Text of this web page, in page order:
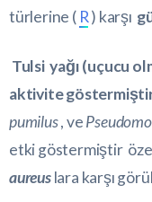
türlerine ( R) karşı
Tulsi yağı (uçucu
aktivite
pumilus, ve
etki göstermiştir
aureuslara karşı